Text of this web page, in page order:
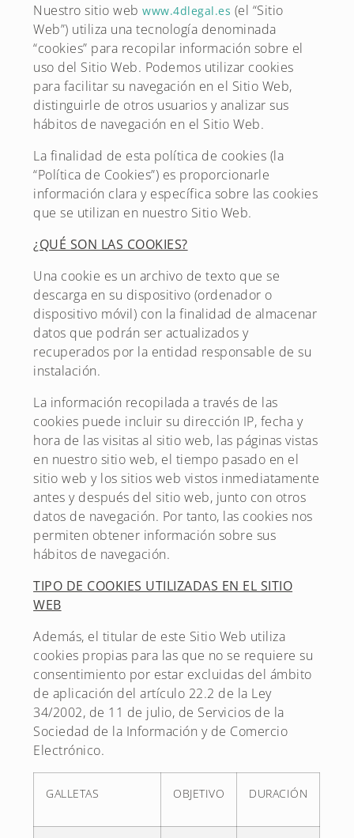
Nuestro sitio webwww.4dlegal.es (el “Sitio
Web”) utiliza una tecnología denominada
“cookies” para recopilar información sobre el
uso del Sitio Web. Podemos utilizar cookies
para facilitar su navegación en el Sitio Web,
distinguirle de otros usuarios y analizar sus
hábitos de navegación en el Sitio Web.
La finalidad de esta política de cookies (la
“Política de Cookies”) es proporcionarle
información clara y específica sobre las cookies
que se utilizan en nuestro Sitio Web.
¿QUÉ SON LAS COOKIES?
Una cookie es un archivo de texto que se
descarga en su dispositivo (ordenador o
dispositivo móvil) con la finalidad de almacenar
datos que podrán ser actualizados y
recuperados por la entidad responsable de su
instalación.
La información recopilada a través de las
cookies puede incluir su dirección IP, fecha y
hora de las visitas al sitio web, las páginas vistas
en nuestro sitio web, el tiempo pasado en el
sitio web y los sitios web vistos inmediatamente
antes y después del sitio web, junto con otros
datos de navegación. Por tanto, las cookies nos
permiten obtener información sobre sus
hábitos de navegación.
TIPO DE COOKIES UTILIZADAS EN EL SITIO
WEB
Además, el titular de este Sitio Web utiliza
cookies propias para las que no se requiere su
consentimiento por estar excluidas del ámbito
de aplicación del artículo 22.2 de la Ley
34/2002, de 11 de julio, de Servicios de la
Sociedad de la Información y de Comercio
Electrónico.
GALLETAS OBJETIVO DURACIÓN